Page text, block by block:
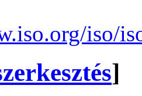
iso/
]